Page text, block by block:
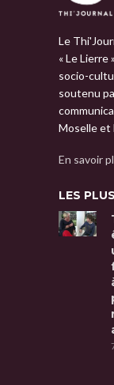
Le
« Le
socio-
soutenu
Moselle et
En savoir
LES